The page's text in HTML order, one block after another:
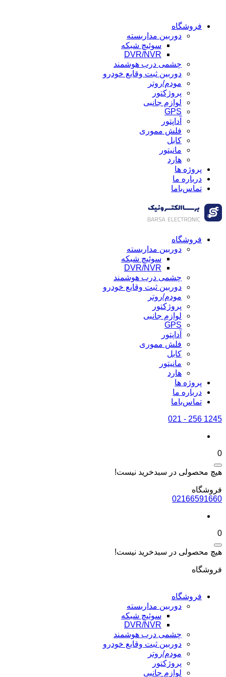
فروشگاه
دوربین مداربسته
سوئیچ شبکه
DVR/NVR
چشمی درب هوشمند
دوربین ثبت وقایع خودرو
مودم/روتر
پروژکتور
لوازم جانبی
GPS
آداپتور
فلش مموری
کابل
مانیتور
هارد
پروژه ها
درباره ما
تماس‌باما
فروشگاه
دوربین مداربسته
سوئیچ شبکه
DVR/NVR
چشمی درب هوشمند
دوربین ثبت وقایع خودرو
مودم/روتر
پروژکتور
لوازم جانبی
GPS
آداپتور
فلش مموری
کابل
مانیتور
هارد
پروژه ها
درباره ما
تماس‌باما
1245 256 - 021
0
هیچ محصولی در سبدخرید نیست!
فروشگاه
02166591660
0
هیچ محصولی در سبدخرید نیست!
فروشگاه
فروشگاه
دوربین مداربسته
سوئیچ شبکه
DVR/NVR
چشمی درب هوشمند
دوربین ثبت وقایع خودرو
مودم/روتر
پروژکتور
لوازم جانبی